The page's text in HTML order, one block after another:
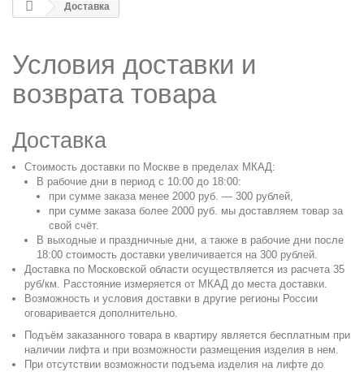
Доставка
Условия доставки и
возврата товара
Доставка
Стоимость доставки по Москве в пределах МКАД:
В рабочие дни в период с 10:00 до 18:00:
при сумме заказа менее 2000 руб. — 300 рублей,
при сумме заказа более 2000 руб. мы доставляем товар за
свой счёт.
В выходные и праздничные дни, а также в рабочие дни после
18:00 стоимость доставки увеличивается на 300 рублей.
Доставка по Московской области осуществляется из расчета 35
руб/км. Расстояние измеряется от МКАД до места доставки.
Возможность и условия доставки в другие регионы России
оговаривается дополнительно.
Подъём заказанного товара в квартиру является бесплатным при
наличии лифта и при возможности размещения изделия в нем.
При отсутствии возможности подъема изделия на лифте до